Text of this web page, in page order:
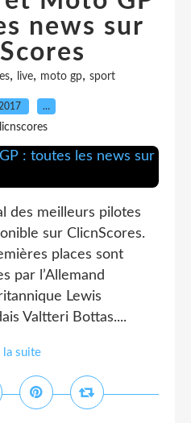
news sur
, live, moto gp, sport
…
des meilleurs pilotes
sur ClicnScores.
places sont
par l’Allemand
Lewis
Valtteri Bottas....
la suite